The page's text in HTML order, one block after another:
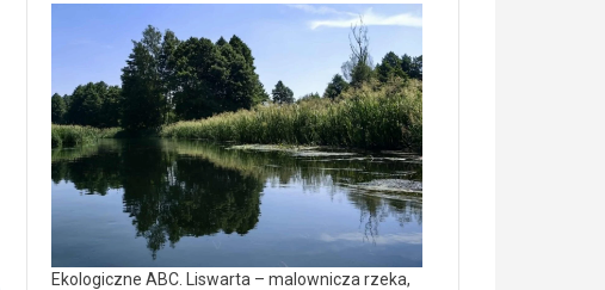
wśród
nietoperzy
[wideo]
Ekologiczne ABC. Liswarta – malownicza rzeka,